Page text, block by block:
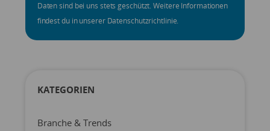
Daten sind bei uns stets geschützt. Weitere Informationen
findest du in unserer Datenschutzrichtlinie.
KATEGORIEN
Branche & Trends